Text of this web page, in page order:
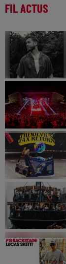
FIL ACTUS